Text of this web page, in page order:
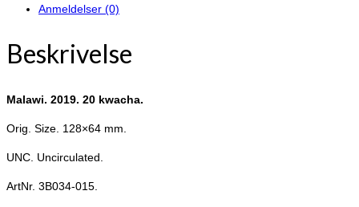
Anmeldelser (0)
Beskrivelse
Malawi. 2019. 20 kwacha.
Orig. Size. 128×64 mm.
UNC. Uncirculated.
ArtNr. 3B034-015.